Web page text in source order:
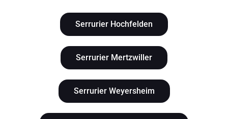
Serrurier Hochfelden
Serrurier Mertzwiller
Serrurier Weyersheim